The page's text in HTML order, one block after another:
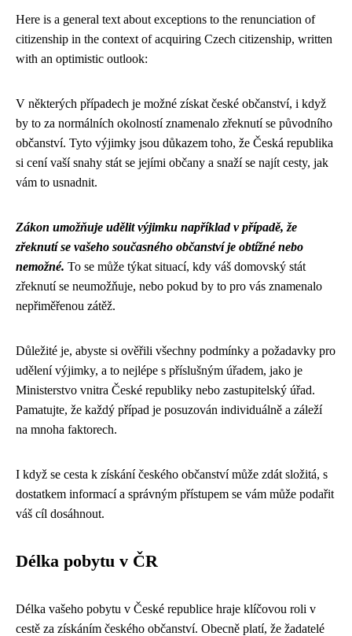
Here is a general text about exceptions to the renunciation of
citizenship in the context of acquiring Czech citizenship, written
with an optimistic outlook:
V některých případech je možné získat české občanství, i když
by to za normálních okolností znamenalo zřeknutí se původního
občanství. Tyto výjimky jsou důkazem toho, že Česká republika
si cení vaší snahy stát se jejími občany a snaží se najít cesty, jak
vám to usnadnit.
Zákon umožňuje udělit výjimku například v případě, že
zřeknutí se vašeho současného občanství je obtížné nebo
nemožné. To se může týkat situací, kdy váš domovský stát
zřeknutí se neumožňuje, nebo pokud by to pro vás znamenalo
nepřiměřenou zátěž.
Důležité je, abyste si ověřili všechny podmínky a požadavky pro
udělení výjimky, a to nejlépe s příslušným úřadem, jako je
Ministerstvo vnitra České republiky nebo zastupitelský úřad.
Pamatujte, že každý případ je posuzován individuálně a záleží
na mnoha faktorech.
I když se cesta k získání českého občanství může zdát složitá, s
dostatkem informací a správným přístupem se vám může podařit
váš cíl dosáhnout.
Délka pobytu v ČR
Délka vašeho pobytu v České republice hraje klíčovou roli v
cestě za získáním českého občanství. Obecně platí, že žadatelé